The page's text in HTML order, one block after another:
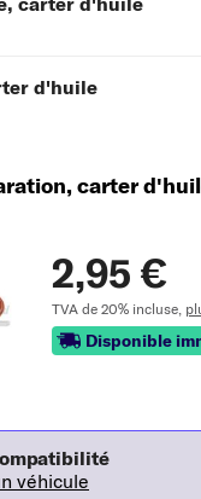
d'huile
carter
2,95 €
TVA de 20% incluse,
Disponible
véhicule